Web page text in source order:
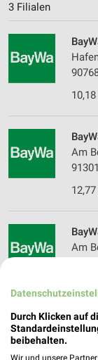
3 Filialen
Am
Am
Durch Klicken auf
beibehalten.
Wir und unsere